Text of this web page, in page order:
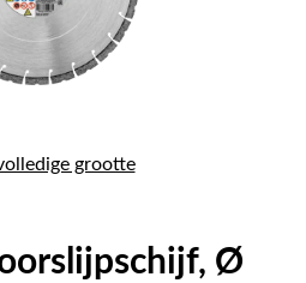
grootte
Ø